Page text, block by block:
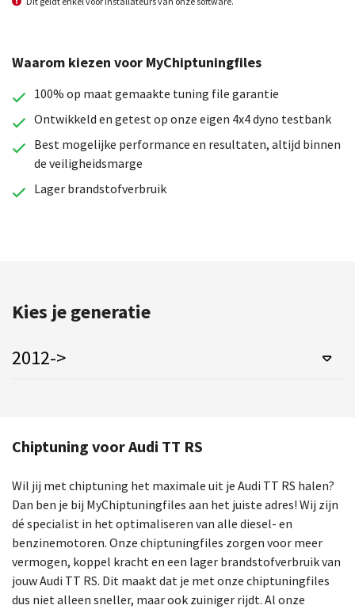
Waarom kiezen voor MyChiptuningfiles
100% op maat gemaakte tuning file garantie
Ontwikkeld en getest op onze eigen 4x4 dyno testbank
Best mogelijke performance en resultaten, altijd binnen
de veiligheidsmarge
Lager brandstofverbruik
Chiptuning voor Audi TT RS
Wil jij met chiptuning het maximale uit je Audi TT RS halen?
Dan ben je bij MyChiptuningfiles aan het juiste adres! Wij zijn
dé specialist in het optimaliseren van alle diesel- en
benzinemotoren. Onze chiptuningfiles zorgen voor meer
vermogen, koppel kracht en een lager brandstofverbruik van
jouw Audi TT RS. Dit maakt dat je met onze chiptuningfiles
dus niet alleen sneller, maar ook zuiniger rijdt. Al onze
Kies je generatie
2012->